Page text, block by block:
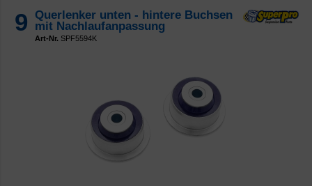
9
Querlenker unten - hintere Buchsen
mit Nachlaufanpassung
Art-Nr. SPF5594K